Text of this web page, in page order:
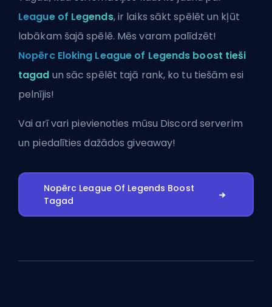
League of Legends, ir laiks sākt spēlēt un kļūt
labākam šajā spēlē. Mēs varam palīdzēt!
Nopērc Eloking League of Legends boost tieši
tagad un sāc spēlēt tajā rank, ko tu tiešām esi
pelnījis!
Vai arī vari pievienoties mūsu Discord serverim
un piedalīties dažādos giveaway!
Nopērc League Of Legends Boost
Tagad